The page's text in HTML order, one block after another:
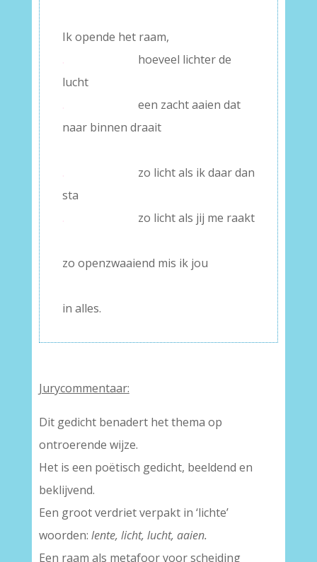
Ik opende het raam,
.
hoeveel lichter de
lucht
.
een zacht aaien dat
naar binnen draait
.
zo licht als ik daar dan
sta
.
zo licht als jij me raakt
zo openzwaaiend mis ik jou
in alles.
Jurycommentaar:
Dit gedicht benadert het thema op
ontroerende wijze.
Het is een poëtisch gedicht, beeldend en
beklijvend.
Een groot verdriet verpakt in ‘lichte’
woorden: lente, licht, lucht, aaien.
Een raam als metafoor voor scheiding